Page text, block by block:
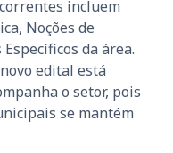
incluem
Noções de
da área.
edital está
o setor, pois
se mantém